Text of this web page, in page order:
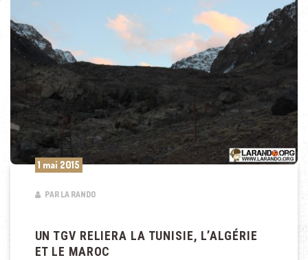
1 mai 2015
PAR LA RANDO
UN TGV RELIERA LA TUNISIE, L’ALGÉRIE
ET LE MAROC